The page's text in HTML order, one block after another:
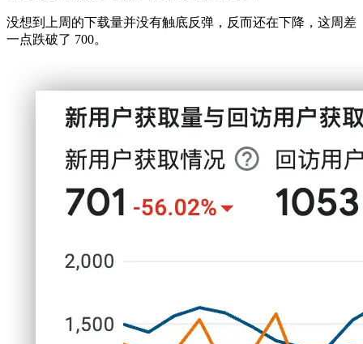
没想到上周的下载量并没有触底反弹，反而还在下降，这周差
一点跌破了 700。